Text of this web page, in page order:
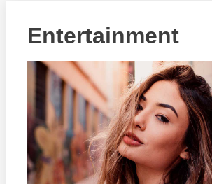
Entertainment